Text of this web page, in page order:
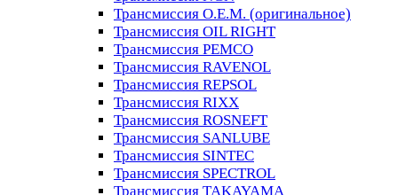
Трансмиссия O.E.M. (оригинальное)
Трансмиссия OIL RIGHT
Трансмиссия PEMCO
Трансмиссия RAVENOL
Трансмиссия REPSOL
Трансмиссия RIXX
Трансмиссия ROSNEFT
Трансмиссия SANLUBE
Трансмиссия SINTEC
Трансмиссия SPECTROL
Трансмиссия TAKAYAMA